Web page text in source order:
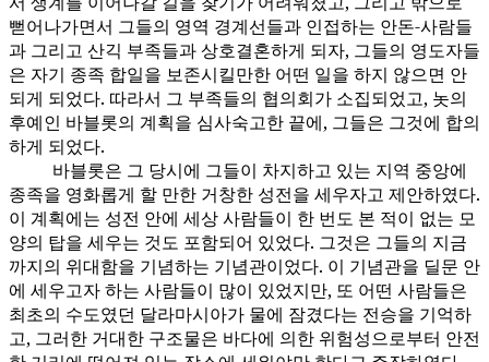
뻗어나가면서 그들의 영역 경계선들과 인접하는 안돈-사람들
과 그리고 산긱 부족들과 상호결혼하게 되자, 그들의 영도자들
은 자기 종족 합일을 보존시킬만한 어떤 일을 하지 않으면 안
되게 되었다. 따라서 그 부족들의 협의회가 소집되었고, 놋의
후예인 바블롯의 계획을 심사숙고한 끝에, 그들은 그것에 합의
하게 되었다.
바블롯은 그 당시에 그들이 차지하고 있는 지역 중앙에
종족을 영화롭게 할 만한 거창한 성전을 세우자고 제안하였다.
이 계획에는 성전 안에 세상 사람들이 한 번도 본 적이 없는 모
양의 탑을 세우는 것도 포함되어 있었다. 그것은 그들의 지금
까지의 위대함을 기념하는 기념관이었다. 이 기념관을 딜문 안
에 세우고자 하는 사람들이 많이 있었지만, 또 어떤 사람들은
최초의 수도였던 달라마시아가 물에 잠겼다는 전승을 기억하
고, 그러한 거대한 구조물은 바다에 의한 위험성으로부터 안전